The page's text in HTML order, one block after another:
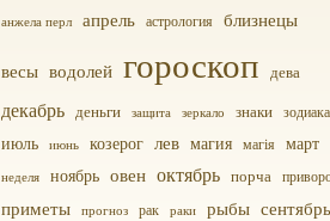
анжела перл апрель астрология близнецы
весы водолей гороскоп дева
декабрь деньги защита зеркало знаки зодиака
июль июнь козерог лев магия магія март
неделя ноябрь овен октябрь порча
приметы прогноз рак раки рыбы сентябрь